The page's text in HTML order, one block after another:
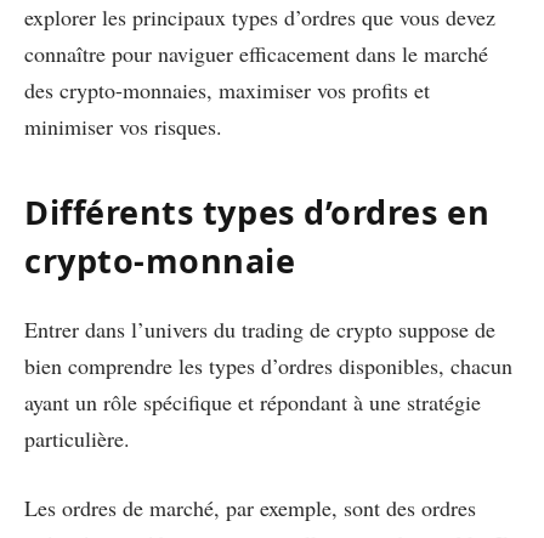
explorer les principaux types d’ordres que vous devez
connaître pour naviguer efficacement dans le marché
des crypto-monnaies, maximiser vos profits et
minimiser vos risques.
Différents types d’ordres en
crypto-monnaie
Entrer dans l’univers du trading de crypto suppose de
bien comprendre les types d’ordres disponibles, chacun
ayant un rôle spécifique et répondant à une stratégie
particulière.
Les ordres de marché, par exemple, sont des ordres